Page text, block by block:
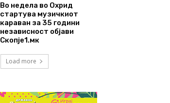
Во недела во Охрид
стартува музичкиот
караван за 35 години
независност објави
Скопје1.мк
Load more